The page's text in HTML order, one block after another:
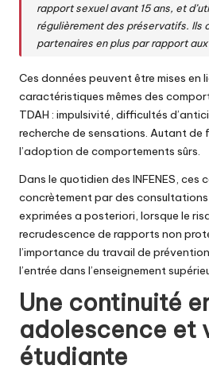
rapport sexuel avant 15 ans, et
régulièrement des préservatifs. Ils
partenaires en plus par rapport
Ces données peuvent être mises en
caractéristiques mêmes des
TDAH : impulsivité, difficultés
recherche de sensations. Autant de
l’adoption de comportements sûrs.
Dans le quotidien des INFENES,
concrètement par des
exprimées a posteriori, lorsque le
recrudescence de rapports non
l’importance du travail de
l’entrée dans l’enseignement
Une continuité
adolescence et
étudiante